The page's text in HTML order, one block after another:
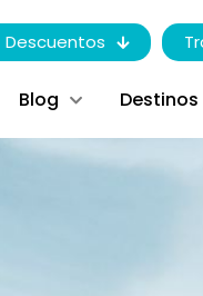
Descuentos
Blog Destinos